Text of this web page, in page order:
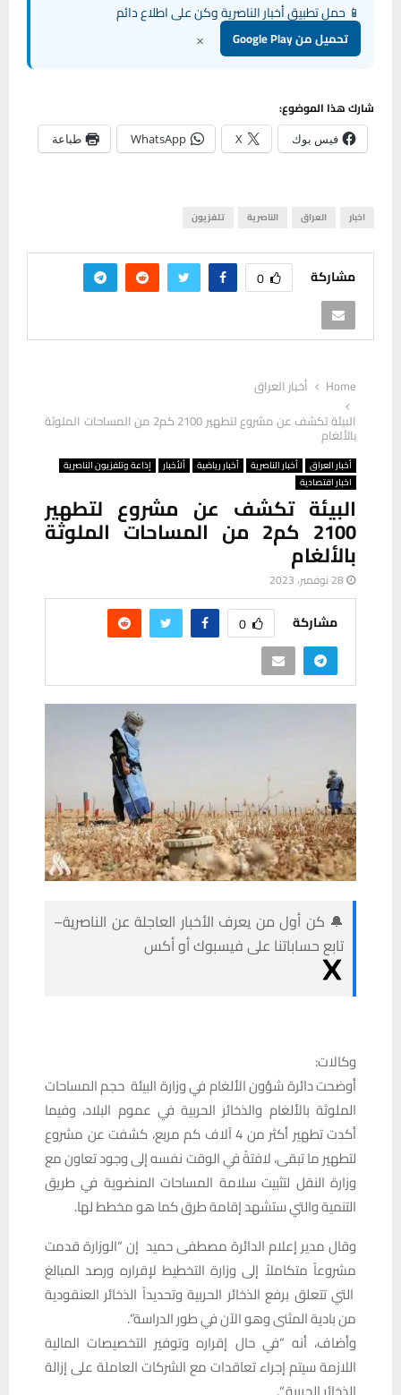
📱 حمل تطبيق أخبار الناصرية وكن على اطلاع دائم
تحميل من Google Play ×
شارك هذا الموضوع:
فيس بوك X
WhatsApp طباعة
اخبار العراق الناصرية تلفزيون
مشاركة 0
Home
أخبار العراق
البيئة تكشف عن مشروع لتطهير 2100 كم2 من المساحات الملوثة
بالألغام
أخبار العراق أخبار الناصرية أخبار رياضية ألأخبار
إذاعة وتلفزيون الناصرية
اخبار اقتصادية
البيئة تكشف عن مشروع لتطهير
2100 كم2 من المساحات الملوثة
بالألغام
28 نوفمبر، 2023
مشاركة 0
🔔 كن أول من يعرف الأخبار العاجلة عن الناصرية–
تابع حساباتنا على فيسبوك أو أكس
وكالات:
أوضحت دائرة شؤون الألغام في وزارة البيئة حجم المساحات
الملوثة بالألغام والذخائر الحربية في عموم البلاد، وفيما
أكدت تطهير أكثر من 4 آلاف كم مربع، كشفت عن مشروع
لتطهير ما تبقى، لافتةً في الوقت نفسه إلى وجود تعاون مع
وزارة النقل لتثبيت سلامة المساحات المنضوية في طريق
التنمية والتي ستشهد إقامة طرق كما هو مخطط لها.
وقال مدير إعلام الدائرة مصطفى حميد إن “الوزارة قدمت
مشروعاً متكاملاً إلى وزارة التخطيط لإقراره ورصد المبالغ
التي تتعلق برفع الذخائر الحربية وتحديداً الذخائر العنقودية
من بادية المثنى وهو الآن في طور الدراسة”.
وأضاف، أنه “في حال إقراره وتوفير التخصيصات المالية
اللازمة سيتم إجراء تعاقدات مع الشركات العاملة على إزالة